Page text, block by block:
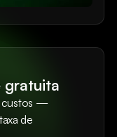
gratuita
custos —
de